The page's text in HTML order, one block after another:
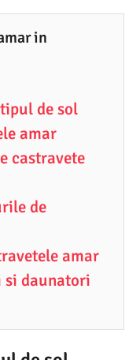
in
de sol
amar
castravete
de
amar
si daunatori